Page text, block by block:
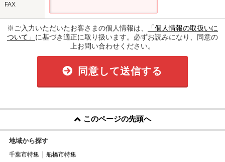
FAX
※ご入力いただいたお客さまの個人情報は、
「個人情報の取扱いに
ついて」 に基づき適正に取り扱います。必ずお読みになり、同意の
上お問い合わせください。
同意して送信する
このページの先頭へ
地域から探す
千葉市特集 船橋市特集